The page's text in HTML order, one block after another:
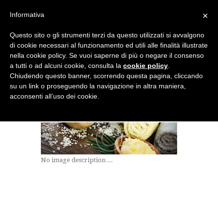
27666617
No image description ...
×
Informativa
Questo sito o gli strumenti terzi da questo utilizzati si avvalgono
di cookie necessari al funzionamento ed utili alle finalità illustrate
nella cookie policy. Se vuoi saperne di più o negare il consenso
a tutti o ad alcuni cookie, consulta la cookie policy
Chiudendo questo banner, scorrendo questa pagina, cliccando
su un link o proseguendo la navigazione in altra maniera,
acconsenti all’uso dei cookie.